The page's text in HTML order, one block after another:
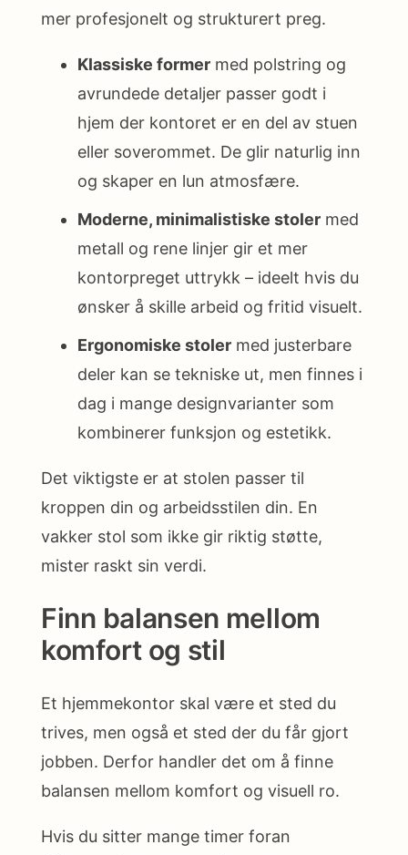
mer profesjonelt og strukturert preg.
Klassiske former med polstring og
avrundede detaljer passer godt i
hjem der kontoret er en del av stuen
eller soverommet. De glir naturlig inn
og skaper en lun atmosfære.
Moderne, minimalistiske stoler med
metall og rene linjer gir et mer
kontorpreget uttrykk – ideelt hvis du
ønsker å skille arbeid og fritid visuelt.
Ergonomiske stoler med justerbare
deler kan se tekniske ut, men finnes i
dag i mange designvarianter som
kombinerer funksjon og estetikk.
Det viktigste er at stolen passer til
kroppen din og arbeidsstilen din. En
vakker stol som ikke gir riktig støtte,
mister raskt sin verdi.
Finn balansen mellom
komfort og stil
Et hjemmekontor skal være et sted du
trives, men også et sted der du får gjort
jobben. Derfor handler det om å finne
balansen mellom komfort og visuell ro.
Hvis du sitter mange timer foran